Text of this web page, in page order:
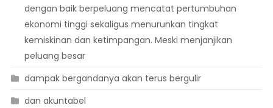
dengan baik berpeluang mencatat pertumbuhan
ekonomi tinggi sekaligus menurunkan tingkat
kemiskinan dan ketimpangan. Meski menjanjikan
peluang besar
dampak bergandanya akan terus bergulir
dan akuntabel